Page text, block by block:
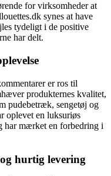
for virksomheder at
synes at have
tydeligt i de positive
har delt.
er ros til
produkternes kvalitet,
pudebetræk, sengetøj og
oplevet en luksuriøs
har mærket en forbedring i
hurtig levering